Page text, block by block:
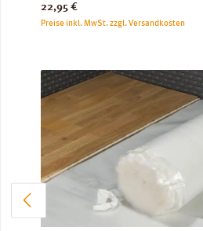
Regulärer Preis:
22,95 €
Preise inkl. MwSt. zzgl. Versandkosten